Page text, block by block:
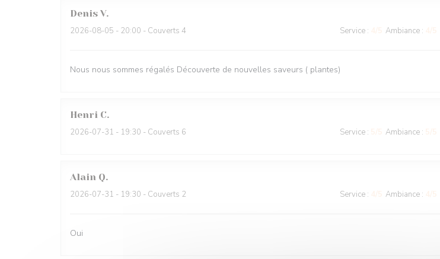
Denis V
2026-08-05 - 20:00 - Couverts 4 Service : Ambiance :
Nous nous sommes régalés Découverte de nouvelles saveurs ( plantes)
Henri C
2026-07-31 - 19:30 - Couverts 6 Service : Ambiance :
Alain Q
2026-07-31 - 19:30 - Couverts 2 Service : Ambiance :
Oui